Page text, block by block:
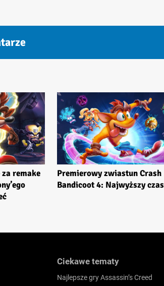
remake
Premierowy zwiastun Crash
Bandicoot 4: Najwyższy czas
Ciekawe tematy
Najlepsze gry Assassin’s Creed